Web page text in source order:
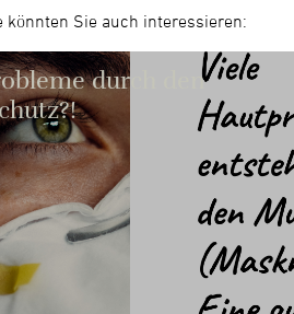
könnten Sie auch interessieren:
durch den